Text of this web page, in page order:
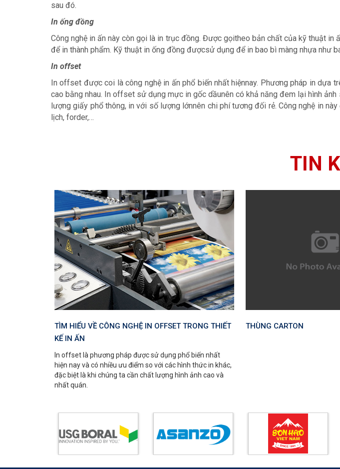
sau đó.
In ống đồng
Công nghệ in ấn này còn gọi là in trục đồng. Được gọitheo bản chất của kỹ thuật
để in thành phẩm. Kỹ thuật in ống đồng đượcsử dụng để in bao bì màng nhựa như
In offset
In offset được coi là công nghệ in ấn phổ biến nhất hiệnnay. Phương pháp in dựa
cao bằng nhau. In offset sử dụng mực in gốc dầunên có khả năng đem lại hình
lượng giấy phổ thông, in với số lượng lớnnên chi phí tương đối rẻ. Công nghệ in
lịch, forder,…
TIN
TÌM HIỂU VỀ CÔNG NGHỆ IN OFFSET TRONG THIẾT
KẾ IN ẤN
In offset là phương pháp được sử dụng phổ biến nhất
hiện nay và có nhiều ưu điểm so với các hình thức in khác,
đặc biệt là khi chúng ta cần chất lượng hình ảnh cao và
nhất quán.
THÙNG CARTON